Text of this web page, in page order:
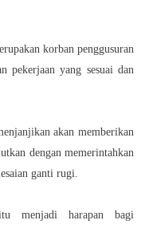
korban penggusuran
pekerjaan yang sesuai dan
akan memberikan
dengan memerintahkan
ganti rugi.
menjadi harapan bagi